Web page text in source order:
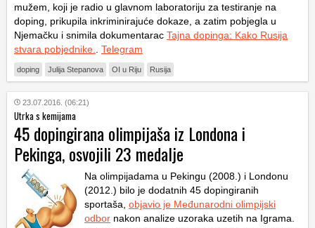
mužem, koji je radio u glavnom laboratoriju za testiranje na
doping, prikupila inkriminirajuće dokaze, a zatim pobjegla u
Njemačku i snimila dokumentarac Tajna dopinga: Kako Rusija
stvara pobjednike.
Telegram
doping Julija Stepanova OI u Riju Rusija
23.07.2016. (06:21)
Utrka s kemijama
45 dopingirana olimpijaša iz Londona i
Pekinga, osvojili 23 medalje
Na olimpijadama u Pekingu (2008.) i Londonu
(2012.) bilo je dodatnih 45 dopingiranih
sportaša, objavio je Međunarodni olimpijski
odbor nakon analize uzoraka uzetih na Igrama.